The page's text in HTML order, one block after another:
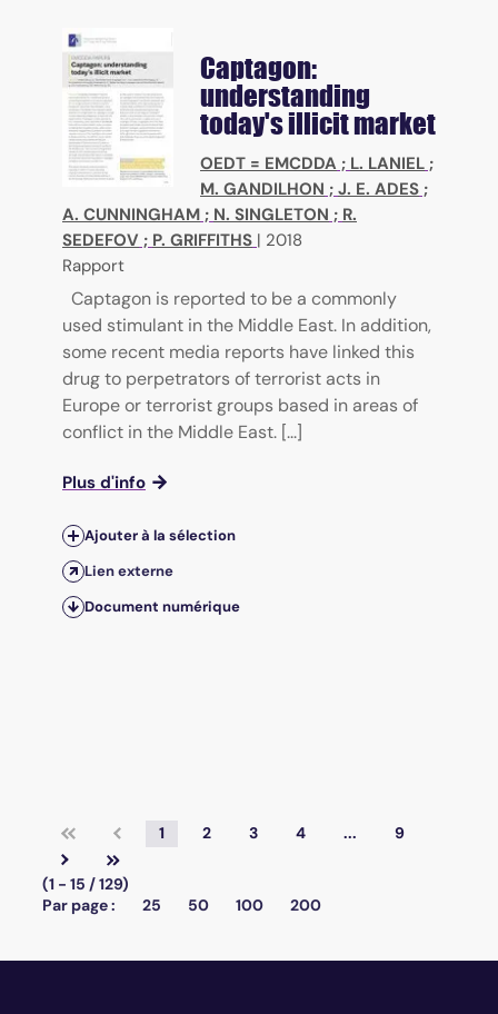
Captagon:
understanding
today's illicit market
OEDT = EMCDDA ; L. LANIEL ;
M. GANDILHON ; J. E. ADES ;
A. CUNNINGHAM ; N. SINGLETON ; R.
SEDEFOV ; P. GRIFFITHS | 2018
Rapport
Captagon is reported to be a commonly
used stimulant in the Middle East. In addition,
some recent media reports have linked this
drug to perpetrators of terrorist acts in
Europe or terrorist groups based in areas of
conflict in the Middle East. [...]
Plus d'info
Ajouter à la sélection
Lien externe
Document numérique
1 2 3 4 ... 9
(1 - 15 / 129)
Par page :
25 50 100 200